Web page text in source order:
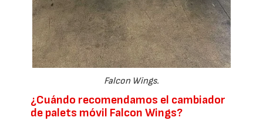
Falcon Wings.
¿Cuándo recomendamos el cambiador
de palets móvil Falcon Wings?